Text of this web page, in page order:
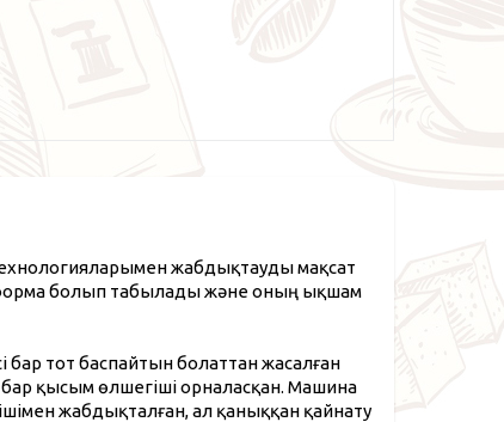
жабдықтауды мақсат
болып табылады және оның ықшам
бар тот баспайтын болаттан жасалған
қысым өлшегіші орналасқан. Машина
жабдықталған, ал қаныққан қайнату